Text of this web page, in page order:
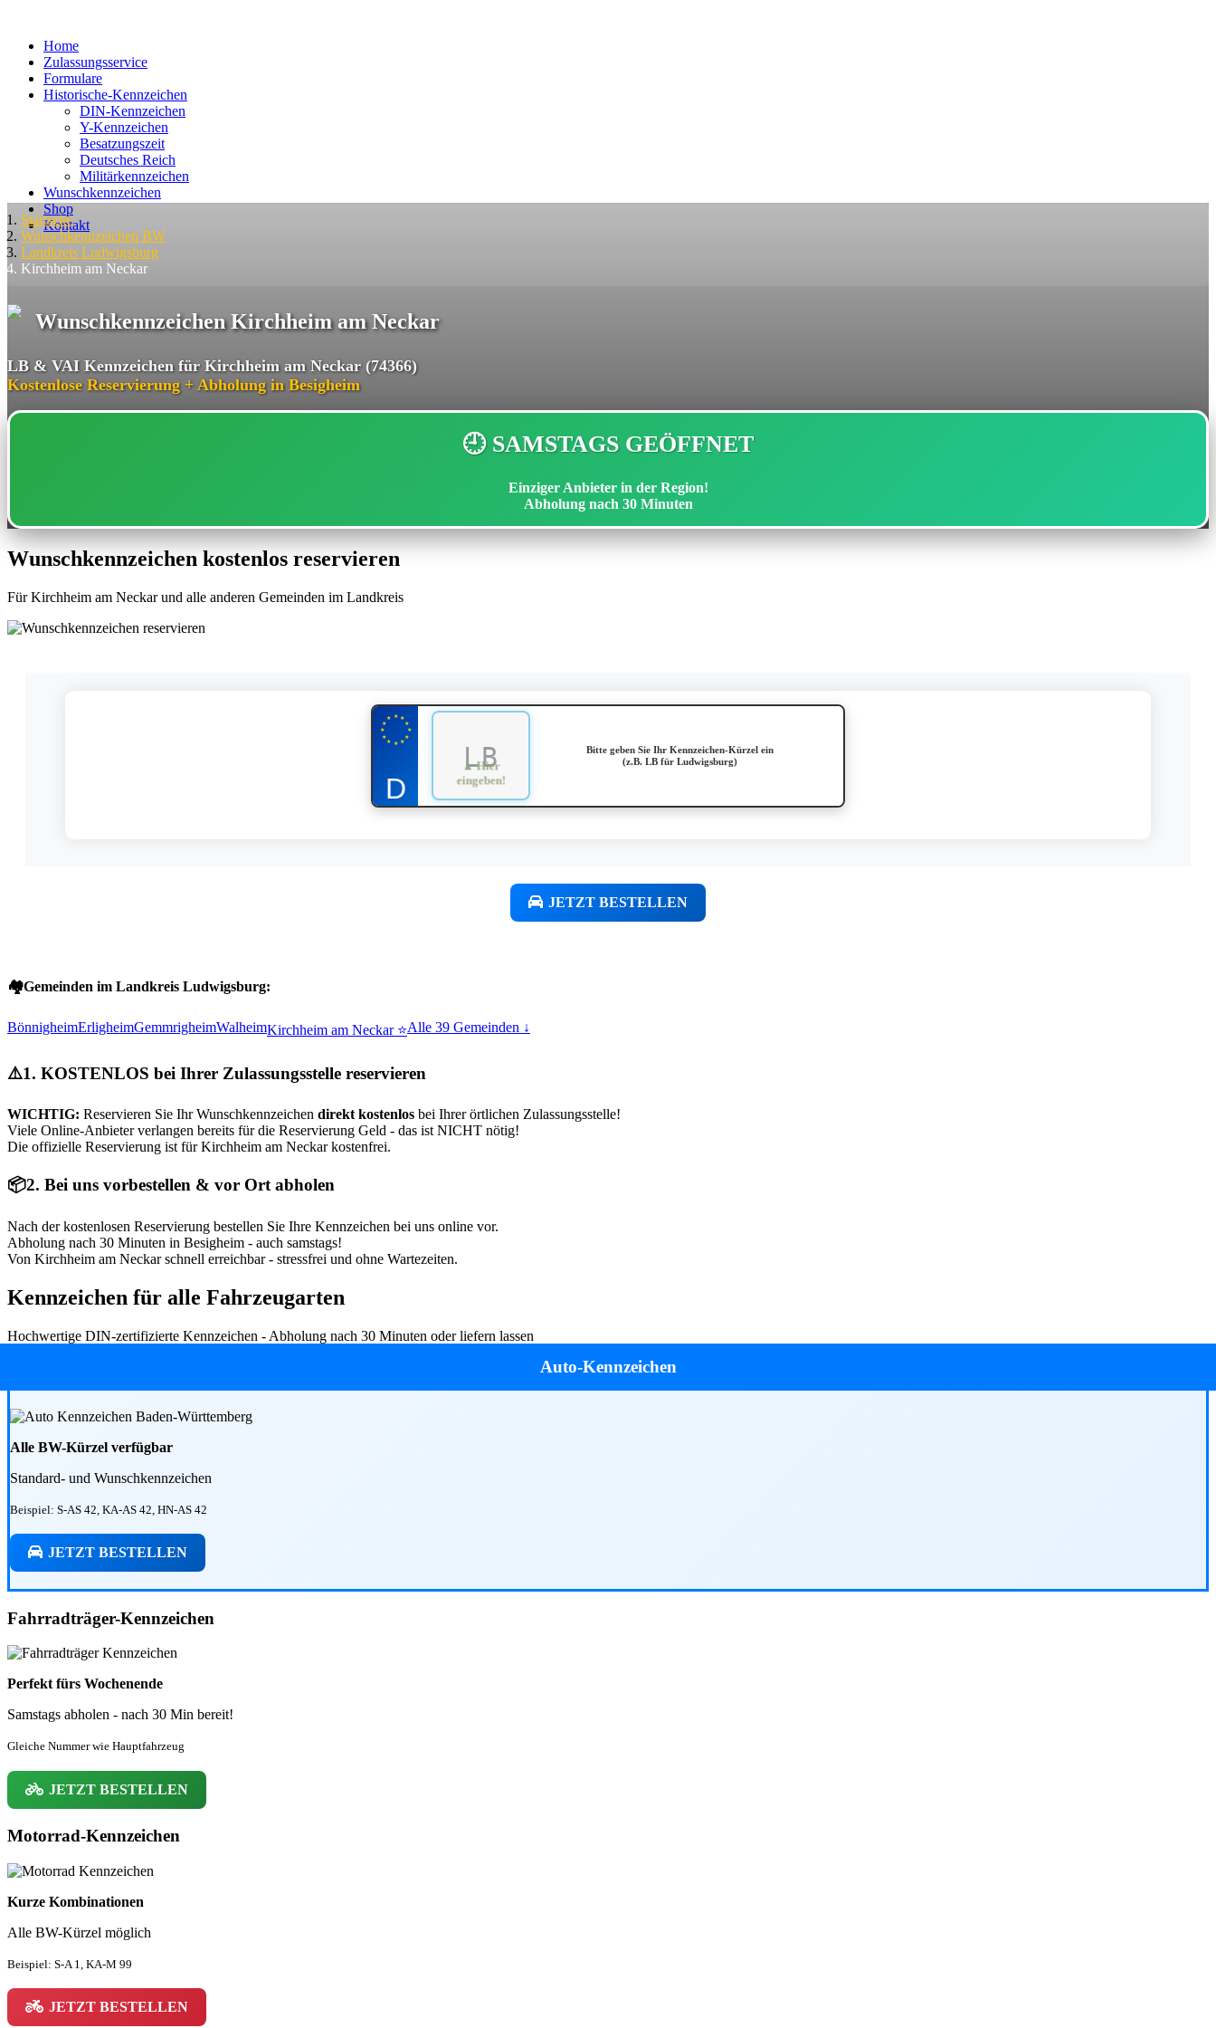
Home
Zulassungsservice
Formulare
Historische-Kennzeichen
DIN-Kennzeichen
Y-Kennzeichen
Besatzungszeit
Deutsches Reich
Militärkennzeichen
Wunschkennzeichen
Shop
Kontakt
Startseite
Wunschkennzeichen BW
Landkreis Ludwigsburg
Kirchheim am Neckar
Wunschkennzeichen Kirchheim am Neckar
LB & VAI Kennzeichen für Kirchheim am Neckar (74366)
Kostenlose Reservierung + Abholung in Besigheim
🕘 SAMSTAGS GEÖFFNET
Einziger Anbieter in der Region!
Abholung nach 30 Minuten
Wunschkennzeichen kostenlos reservieren
Für Kirchheim am Neckar und alle anderen Gemeinden im Landkreis
★ ★
★
★
★
★
★
★
★
★
★
★
▲ Hier
eingeben!
Bitte geben Sie Ihr Kennzeichen-Kürzel ein
(z.B. LB für Ludwigsburg)
JETZT BESTELLEN
🏘️Gemeinden im Landkreis Ludwigsburg:
BönnigheimErligheimGemmrigheimWalheimKirchheim am Neckar ⭐Alle 39 Gemeinden ↓
⚠️1. KOSTENLOS bei Ihrer Zulassungsstelle reservieren
WICHTIG: Reservieren Sie Ihr Wunschkennzeichen direkt kostenlos bei Ihrer örtlichen Zulassungsstelle!
Viele Online-Anbieter verlangen bereits für die Reservierung Geld - das ist NICHT nötig!
Die offizielle Reservierung ist für Kirchheim am Neckar kostenfrei.
📦2. Bei uns vorbestellen & vor Ort abholen
Nach der kostenlosen Reservierung bestellen Sie Ihre Kennzeichen bei uns online vor.
Abholung nach 30 Minuten in Besigheim - auch samstags!
Von Kirchheim am Neckar schnell erreichbar - stressfrei und ohne Wartezeiten.
Kennzeichen für alle Fahrzeugarten
Hochwertige DIN-zertifizierte Kennzeichen - Abholung nach 30 Minuten oder liefern lassen
Auto-Kennzeichen
Alle BW-Kürzel verfügbar
Standard- und Wunschkennzeichen
Beispiel: S-AS 42, KA-AS 42, HN-AS 42
JETZT BESTELLEN
Fahrradträger-Kennzeichen
Perfekt fürs Wochenende
Samstags abholen - nach 30 Min bereit!
Gleiche Nummer wie Hauptfahrzeug
JETZT BESTELLEN
Motorrad-Kennzeichen
Kurze Kombinationen
Alle BW-Kürzel möglich
Beispiel: S-A 1, KA-M 99
JETZT BESTELLEN